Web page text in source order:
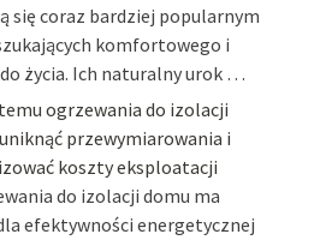
się coraz bardziej popularnym
komfortowego i
życia. Ich naturalny urok …
ogrzewania do izolacji
przewymiarowania i
koszty eksploatacji
do izolacji domu ma
efektywności energetycznej